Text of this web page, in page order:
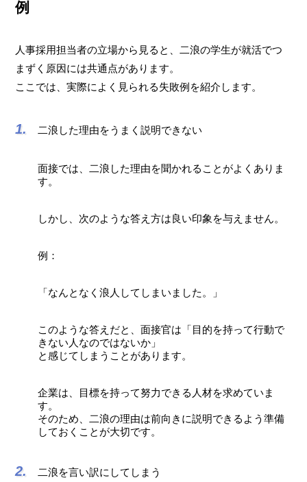
例
人事採用担当者の立場から見ると、二浪の学生が就活でつ
まずく原因には共通点があります。
ここでは、実際によく見られる失敗例を紹介します。
二浪した理由をうまく説明できない
面接では、二浪した理由を聞かれることがよくありま
す。
しかし、次のような答え方は良い印象を与えません。
例：
「なんとなく浪人してしまいました。」
このような答えだと、面接官は「目的を持って行動で
きない人なのではないか」
と感じてしまうことがあります。
企業は、目標を持って努力できる人材を求めていま
す。
そのため、二浪の理由は前向きに説明できるよう準備
しておくことが大切です。
二浪を言い訳にしてしまう